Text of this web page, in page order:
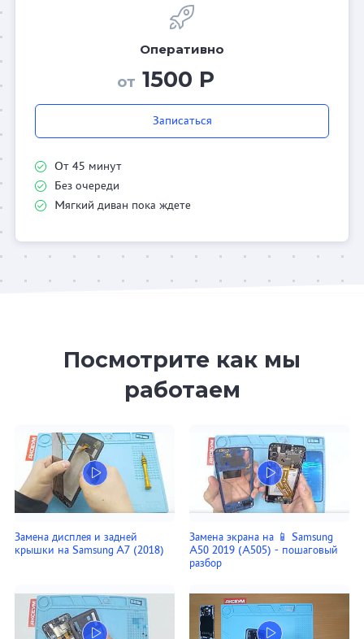
Оперативно
от 1500 Р
Записаться
От 45 минут
Без очереди
Мягкий диван пока ждете
Посмотрите как мы
работаем
Замена дисплея и задней
крышки на Samsung A7 (2018)
Замена экрана на 📱 Samsung
A50 2019 (A505) - пошаговый
разбор